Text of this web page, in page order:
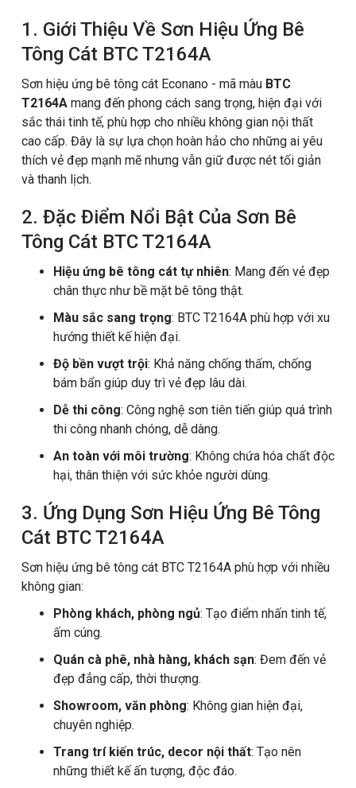
1. Giới Thiệu Về Sơn Hiệu Ứng Bê
Tông Cát BTC T2164A
Sơn hiệu ứng bê tông cát Econano - mã màu BTC
T2164A mang đến phong cách sang trọng, hiện đại với
sắc thái tinh tế, phù hợp cho nhiều không gian nội thất
cao cấp. Đây là sự lựa chọn hoàn hảo cho những ai yêu
thích vẻ đẹp mạnh mẽ nhưng vẫn giữ được nét tối giản
và thanh lịch.
2. Đặc Điểm Nổi Bật Của Sơn Bê
Tông Cát BTC T2164A
Hiệu ứng bê tông cát tự nhiên: Mang đến vẻ đẹp
chân thực như bề mặt bê tông thật.
Màu sắc sang trọng: BTC T2164A phù hợp với xu
hướng thiết kế hiện đại.
Độ bền vượt trội: Khả năng chống thấm, chống
bám bẩn giúp duy trì vẻ đẹp lâu dài.
Dễ thi công: Công nghệ sơn tiên tiến giúp quá trình
thi công nhanh chóng, dễ dàng.
An toàn với môi trường: Không chứa hóa chất độc
hại, thân thiện với sức khỏe người dùng.
3. Ứng Dụng Sơn Hiệu Ứng Bê Tông
Cát BTC T2164A
Sơn hiệu ứng bê tông cát BTC T2164A phù hợp với nhiều
không gian:
Phòng khách, phòng ngủ: Tạo điểm nhấn tinh tế,
ấm cúng.
Quán cà phê, nhà hàng, khách sạn: Đem đến vẻ
đẹp đẳng cấp, thời thượng.
Showroom, văn phòng: Không gian hiện đại,
chuyên nghiệp.
Trang trí kiến trúc, decor nội thất: Tạo nên
những thiết kế ấn tượng, độc đáo.